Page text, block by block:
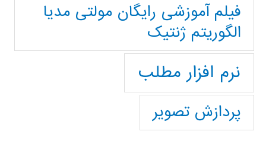
فیلم آموزشی رایگان مولتی مدیا
الگوریتم ژنتیک
نرم افزار مطلب
پردازش تصویر